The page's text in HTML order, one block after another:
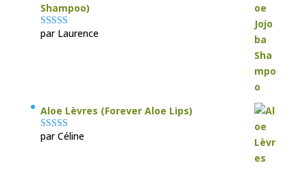
Shampoo)
Note5sur 5
par Laurence
Aloe Lèvres (Forever Aloe Lips)
Note5sur 5
par Céline